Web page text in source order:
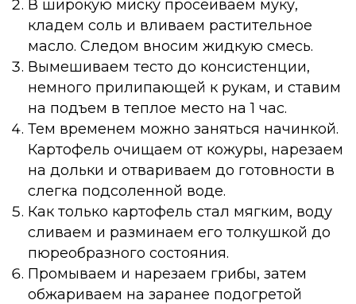
В широкую миску просеиваем муку,
кладем соль и вливаем растительное
масло. Следом вносим жидкую смесь.
Вымешиваем тесто до консистенции,
немного прилипающей к рукам, и ставим
на подъем в теплое место на 1 час.
Тем временем можно заняться начинкой.
Картофель очищаем от кожуры, нарезаем
на дольки и отвариваем до готовности в
слегка подсоленной воде.
Как только картофель стал мягким, воду
сливаем и разминаем его толкушкой до
пюреобразного состояния.
Промываем и нарезаем грибы, затем
обжариваем на заранее подогретой